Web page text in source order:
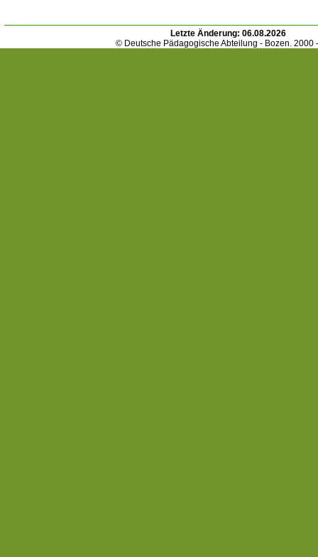
Letzte Änderung: 06.08.2026
© Deutsche Pädagogische Abteilung - Bozen. 2000